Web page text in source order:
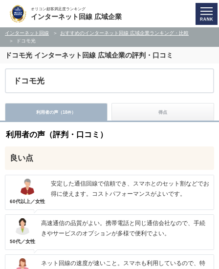
オリコン顧客満足度ランキング
インターネット回線 広域企業
インターネット回線
おすすめのインターネット回線 広域企業ランキング・比較
ドコモ光
ドコモ光 インターネット回線 広域企業の評判・口コミ
ドコモ光
利用者の声（18件） 得点
利用者の声（評判・口コミ）
良い点
60代以上／女性
安定した通信回線で信頼でき、スマホとのセット割などでお
得に使えます。コストパフォーマンスがよいです。
50代／女性
高速通信の品質がよい。携帯電話と同じ通信会社なので、手続
きやサービスのオプションが多様で便利でよい。
ネット回線の速度が速いこと。スマホも利用しているので、特